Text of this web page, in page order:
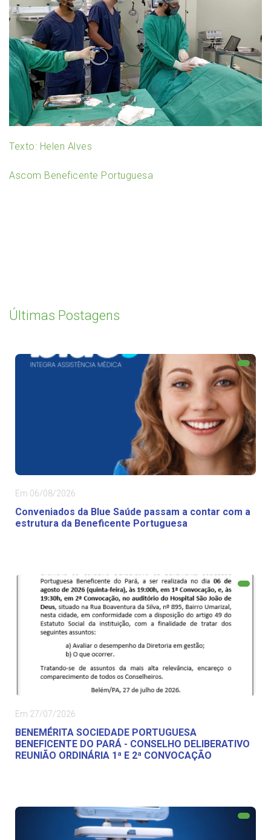
Texto: Helen Alves
Ascom Beneficente Portuguesa
Últimas Postagens
Em 06/08/2026
Conveniados da Blue Saúde passam a contar com a
estrutura da Beneficente Portuguesa
Em 27/07/2026
BENEMÉRITA SOCIEDADE PORTUGUESA
BENEFICENTE DO PARÁ - CONSELHO DELIBERATIVO
REUNIÃO ORDINÁRIA 1ª E 2ª CONVOCAÇÃO